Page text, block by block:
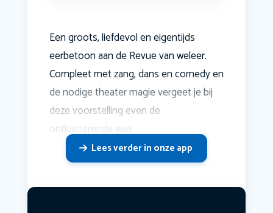
Een groots, liefdevol en eigentijds
eerbetoon aan de Revue van weleer.
Compleet met zang, dans en comedy en
de nodige theater magie vergeet je bij
deze voorstelling even de
ontluisterende waa
Lees verder in onze app